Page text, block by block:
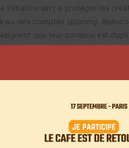
initiative sert à protéger les
des comptes spammy.
que leur contenu est
à partager des Reels sur
la technologie Rights Manager
ne sont pas
progressivement et réservée
Vous devez être
au moins un Reel original